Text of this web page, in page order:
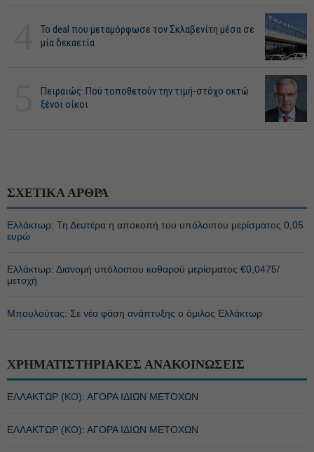
Το deal που μεταμόρφωσε τον Σκλαβενίτη μέσα σε
μία δεκαετία
Πειραιώς: Πού τοποθετούν την τιμή-στόχο οκτώ
ξένοι οίκοι
ΣΧΕΤΙΚΑ ΑΡΘΡΑ
Ελλάκτωρ: Τη Δευτέρα η αποκοπή του υπόλοιπου μερίσματος 0,05
ευρώ
Ελλάκτωρ: Διανομή υπόλοιπου καθαρού μερίσματος €0,0475/
μετοχή
Μπουλούτας: Σε νέα φάση ανάπτυξης ο όμιλος Ελλάκτωρ
ΧΡΗΜΑΤΙΣΤΗΡΙΑΚΕΣ ΑΝΑΚΟΙΝΩΣΕΙΣ
ΕΛΛΑΚΤΩΡ (ΚΟ): ΑΓΟΡΑ ΙΔΙΩΝ ΜΕΤΟΧΩΝ
ΕΛΛΑΚΤΩΡ (ΚΟ): ΑΓΟΡΑ ΙΔΙΩΝ ΜΕΤΟΧΩΝ